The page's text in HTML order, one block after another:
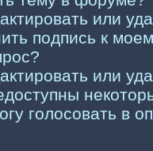
или
подпись к
или
голосовать в